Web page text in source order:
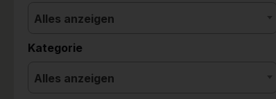
Alles anzeigen
Kategorie
Alles anzeigen